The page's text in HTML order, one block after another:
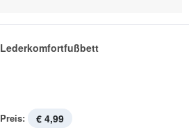
Lederkomfortfußbett
Preis: € 4,99